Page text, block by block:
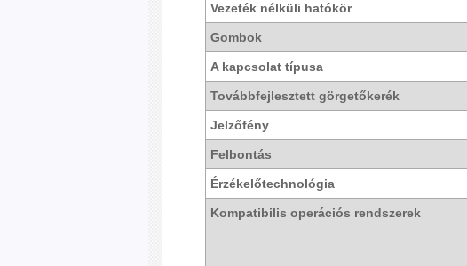
Vezeték nélküli hatókör
Gombok
A kapcsolat típusa
Továbbfejlesztett görgetőkerék
Jelzőfény
Felbontás
Érzékelőtechnológia
Kompatibilis operációs rendszerek